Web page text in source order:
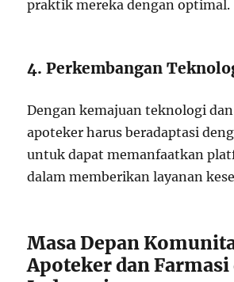
praktik mereka dengan optimal.
4. Perkembangan
Dengan kemajuan teknologi
apoteker harus beradaptasi
untuk dapat memanfaatkan
dalam memberikan layanan
Masa Depan
Apoteker dan Farmasi